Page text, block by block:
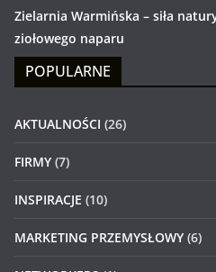
Zielarnia Warmińska – siła
ziołowego naparu
POPULARNE
AKTUALNOŚCI (26)
FIRMY (7)
INSPIRACJE (10)
MARKETING PRZEMYSŁOWY (6)